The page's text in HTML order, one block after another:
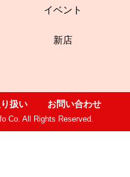
イベント
新店
扱い お問い合わせ
Co. All Rights Reserved.